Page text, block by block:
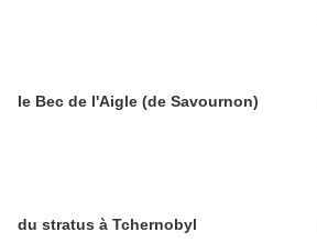
le Bec de l'Aigle (de Savournon)
du stratus à Tchernobyl